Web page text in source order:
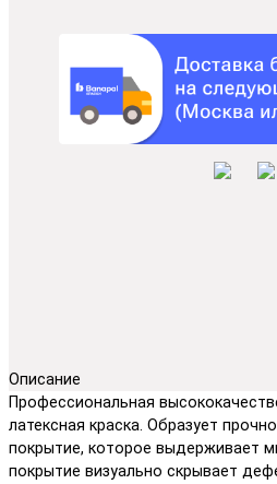
Описание
Профессиональная
латексная краска. Образует
покрытие, которое выдерживает
покрытие визуально скрывает